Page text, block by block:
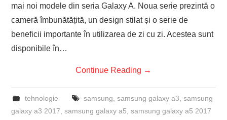
mai noi modele din seria Galaxy A. Noua serie prezintă o
cameră îmbunătățită, un design stilat și o serie de
beneficii importante în utilizarea de zi cu zi. Acestea sunt
disponibile în…
Continue Reading →
tehnologie samsung samsung galaxy a3 samsung
galaxy a3 2017 ,samsung galaxy a5 ,samsung galaxy a5 2017